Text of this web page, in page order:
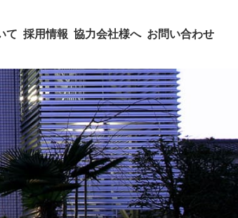
て 採用情報 協力会社様へ お問い合わせ